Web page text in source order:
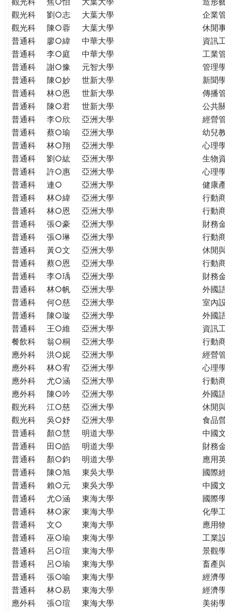
觀光科
劉○志 大葉大學
企業
觀光科
陳○蓉 大葉大學
休閒
普通科
廖○緯 中華大學
資訊
普通科
李○庭 中華大學
工業
普通科
謝○豫 元智大學
管理
普通科
陳○妙 世新大學
新聞
普通科
林○恩 世新大學
傳播
普通科
陳○君 世新大學
公共
普通科
李○欣 亞洲大學
經營
普通科
蔡○瑜 亞洲大學
幼兒
普通科
林○翔 亞洲大學
心理
普通科
劉○紘 亞洲大學
生物
普通科
許○惠 亞洲大學
心理
普通科
連○ 亞洲大學
健康
普通科
林○緯 亞洲大學
行動
普通科
林○恩 亞洲大學
行動
普通科
張○豪 亞洲大學
財務
普通科
張○琳 亞洲大學
行動
普通科
黃○文 亞洲大學
休閒
普通科
蔡○恩 亞洲大學
行動
普通科
李○瑀 亞洲大學
財務
普通科
林○帆 亞洲大學
外國
普通科
何○慈 亞洲大學
室內
普通科
陳○璇 亞洲大學
外國
普通科
王○維 亞洲大學
資訊
餐飲科
翁○桐 亞洲大學
行動
應外科
洪○妮 亞洲大學
經營
應外科
林○宥 亞洲大學
心理
應外科
尤○涵 亞洲大學
行動
應外科
陳○吟 亞洲大學
外國
觀光科
江○慈 亞洲大學
休閒
觀光科
吳○妤 亞洲大學
食品
普通科
顏○慧 明道大學
中國
普通科
田○皓 明道大學
財務
普通科
顏○鈞 明道大學
應用
普通科
陳○旭 東吳大學
國際
普通科
賴○元 東吳大學
中國
普通科
尤○涵 東海大學
國際
普通科
林○家 東海大學
化學
普通科
文○ 東海大學
應用
普通科
巫○瑜 東海大學
工業
普通科
呂○瑄 東海大學
景觀
普通科
呂○瑜 東海大學
畜產
普通科
張○喻 東海大學
經濟
普通科
林○易 東海大學
經濟
應外科
張○瑄 東海大學
美術